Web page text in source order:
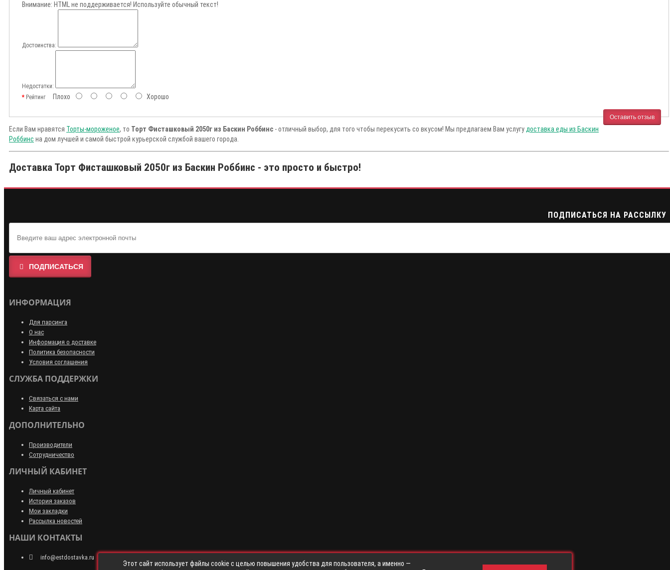
Внимание: HTML не поддерживается! Используйте обычный текст!
Достоинства:
Недостатки:
РейтингПлохо Хорошо
Оставить отзыв
Если Вам нравятся Торты-мороженое, то Торт Фисташковый 2050г из Баскин Роббинс - отличный выбор, для того чтобы перекусить со вкусом! Мы предлагаем Вам услугу доставка еды из Баскин
Роббинс на дом лучшей и самой быстрой курьерской службой вашего города.
Доставка Торт Фисташковый 2050г из Баскин Роббинс - это просто и быстро!
ПОДПИСАТЬСЯ НА РАССЫЛКУ
ПОДПИСАТЬСЯ
ИНФОРМАЦИЯ
Для парсинга
О нас
Информация о доставке
Политика безопасности
Условия соглашения
СЛУЖБА ПОДДЕРЖКИ
Связаться с нами
Карта сайта
ДОПОЛНИТЕЛЬНО
Производители
Сотрудничество
ЛИЧНЫЙ КАБИНЕТ
Личный кабинет
История заказов
Мои закладки
Рассылка новостей
НАШИ КОНТАКТЫ
info@estdostavka.ru
Этот сайт использует файлы cookie с целью повышения удобства для пользователя, а именно —